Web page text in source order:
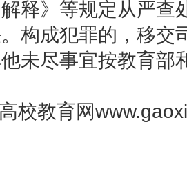
释》等规定从严查
构成犯罪的，移交
尽事宜按教育部
育网